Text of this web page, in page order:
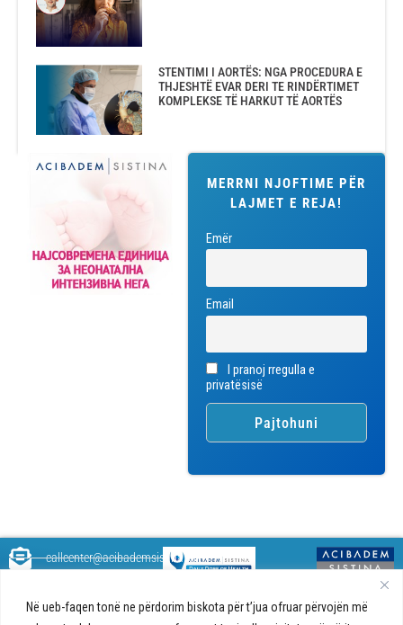
Në ueb-faqen tonë ne përdorim biskota për t’jua ofruar përvojën më
STENTIMI I AORTËS: NGA PROCEDURA E
THJESHTË EVAR DERI TE RINDËRTIMET
KOMPLEKSE TË HARKUT TË AORTËS
MERRNI NJOFTIME PËR
LAJMET E REJA!
Emër
Email
I pranoj rregulla e
privatësisë
këshilla shëndetësore rreth
callcenter@acibademsistina.mk
Ul. Skupi 5A Shkup
Sistina - Bëhet